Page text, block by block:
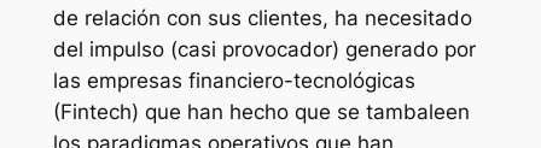
de relación con sus clientes, ha necesitado
del impulso (casi provocador) generado por
las empresas financiero-tecnológicas
(Fintech) que han hecho que se tambaleen
los paradigmas operativos que han